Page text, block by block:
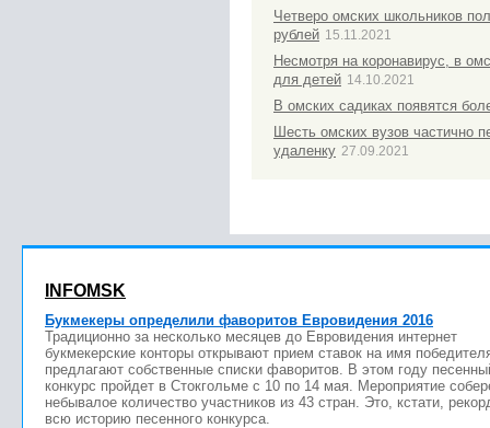
Четверо омских школьников
рублей 15.11.2021
Несмотря на коронавирус, в
для детей 14.10.2021
В омских садиках появятся
Шесть омских вузов частично
удаленку 27.09.2021
INFOMSK
Букмекеры определили фаворитов Евровидения 2016
Традиционно за несколько месяцев до Евровидения интернет
букмекерские конторы открывают прием ставок на имя
предлагают собственные списки фаворитов. В этом году
конкурс пройдет в Стокгольме с 10 по 14 мая. Мероприятие
небывалое количество участников из 43 стран. Это, кстати,
всю историю песенного конкурса.